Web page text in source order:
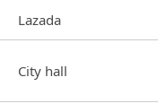
Lazada
City hall